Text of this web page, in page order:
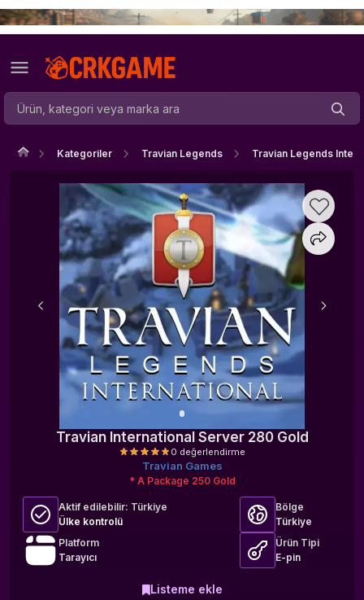
Kategoriler Travian Legends Travian Legends
Travian International Server 280 Gold
0 değerlendirme
Travian Games
* A Package 250 Gold
Aktif edilebilir: Türkiye
Ülke kontrolü
Bölge
Türkiye
Platform
Tarayıcı
Ürün Tipi
E-pin
Listeme ekle